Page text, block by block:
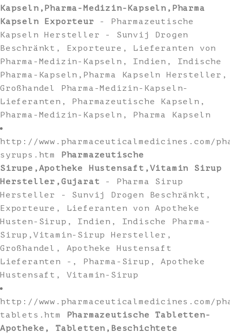
Kapseln,Pharma-Medizin-Kapseln,Pharma
Kapseln Exporteur - Pharmazeutische
Kapseln Hersteller - Sunvij Drogen
Beschränkt, Exporteure, Lieferanten von
Pharma-Medizin-Kapseln, Indien, Indische
Pharma-Kapseln,Pharma Kapseln Hersteller,
Großhandel Pharma-Medizin-Kapseln-
Lieferanten, Pharmazeutische Kapseln,
Pharma-Medizin-Kapseln, Pharma Kapseln
http://www.pharmaceuticalmedicines.com/
syrups.htm
Pharmazeutische
Sirupe,Apotheke Hustensaft,Vitamin Sirup
Hersteller,Gujarat - Pharma Sirup
Hersteller - Sunvij Drogen Beschränkt,
Exporteure, Lieferanten von Apotheke
Husten-Sirup, Indien, Indische Pharma-
Sirup,Vitamin-Sirup Hersteller,
Großhandel, Apotheke Hustensaft
Lieferanten -, Pharma-Sirup, Apotheke
Hustensaft, Vitamin-Sirup
http://www.pharmaceuticalmedicines.com/
tablets.htm
Pharmazeutische Tabletten-
Apotheke, Tabletten,Beschichtete